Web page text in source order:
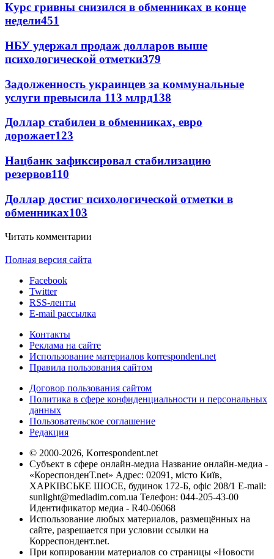
Курс гривны снизился в обменниках в конце
недели451
НБУ удержал продаж долларов выше
психологической отметки379
Задолженность украинцев за коммунальные
услуги превысила 113 млрд138
Доллар стабилен в обменниках, евро
дорожает123
Нацбанк зафиксировал стабилизацию
резервов110
Доллар достиг психологической отметки в
обменниках103
Читать комментарии
Полная версия сайта
Facebook
Twitter
RSS-ленты
E-mail рассылка
Контакты
Реклама на сайте
Использование материалов korrespondent.net
Правила пользования сайтом
Договор пользования сайтом
Политика в сфере конфиденциальности и персональных
данных
Пользовательское соглашение
Редакция
© 2000-2026, Korrespondent.net
Субъект в сфере онлайн-медиа Название онлайн-медиа -
«КореспонденТ.net» Адрес: 02091, місто Київ,
ХАРКІВСЬКЕ ШОСЕ, будинок 172-Б, офіс 208/1 E-mail:
sunlight@mediadim.com.ua Телефон: 044-205-43-00
Идентификатор медиа - R40-06068
Использование любых материалов, размещённых на
сайте, разрешается при условии ссылки на
Корреспондент.net.
При копировании материалов со страницы «Новости